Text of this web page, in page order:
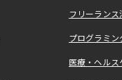
フリーラン
プログラミ
医療・ヘル